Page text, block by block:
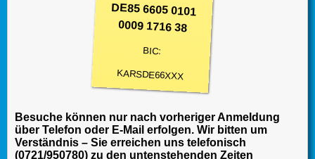
DE85 6605 0101
0009 1716 38
BIC:
KARSDE66XXX
Besuche können nur nach vorheriger Anmeldung
über Telefon oder E-Mail erfolgen. Wir bitten um
Verständnis – Sie erreichen uns telefonisch
(0721/950780) zu den untenstehenden Zeiten